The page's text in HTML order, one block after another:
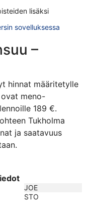
lisäksi
sovelluksessa
–
hinnat määritetylle
meno-
189 €.
Tukholma
ja saatavuus
JOE
STO